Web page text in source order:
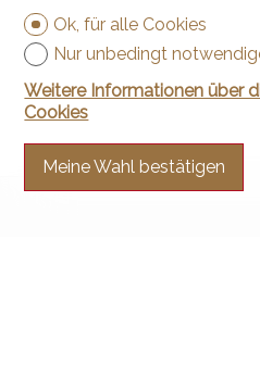
Ok, für alle Cookies
Nur unbedingt
Weitere Informationen über
Cookies
Meine Wahl bestätigen